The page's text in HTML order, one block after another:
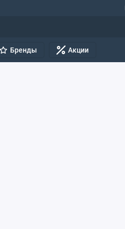
Бренды Акции